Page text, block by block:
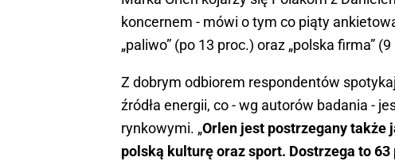
koncernem - mówi o tym co piąty
„paliwo” (po 13 proc.) oraz „polska firma”
Z dobrym odbiorem respondentów
źródła energii, co - wg autorów badania -
rynkowymi. „Orlen jest postrzegany także
polską kulturę oraz sport. Dostrzega to